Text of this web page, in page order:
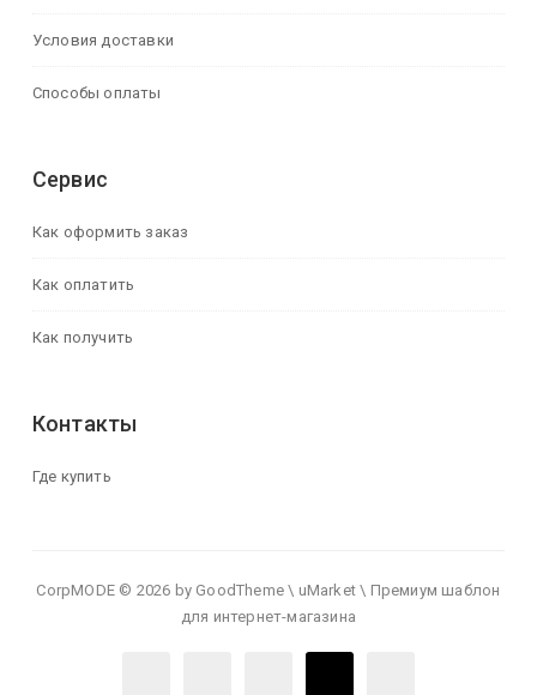
Условия доставки
Способы оплаты
Сервис
Как оформить заказ
Как оплатить
Как получить
Контакты
Где купить
CorpMODE © 2026 by GoodTheme \ uMarket \ Премиум шаблон
для интернет-магазина